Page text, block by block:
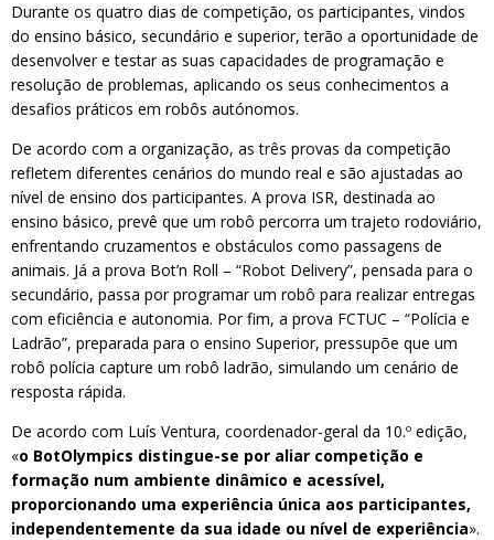
Durante os quatro dias de competição, os participantes, vindos
do ensino básico, secundário e superior, terão a oportunidade de
desenvolver e testar as suas capacidades de programação e
resolução de problemas, aplicando os seus conhecimentos a
desafios práticos em robôs autónomos.
De acordo com a organização, as três provas da competição
refletem diferentes cenários do mundo real e são ajustadas ao
nível de ensino dos participantes. A prova ISR, destinada ao
ensino básico, prevê que um robô percorra um trajeto rodoviário,
enfrentando cruzamentos e obstáculos como passagens de
animais. Já a prova Bot’n Roll – “Robot Delivery”, pensada para o
secundário, passa por programar um robô para realizar entregas
com eficiência e autonomia. Por fim, a prova FCTUC – “Polícia e
Ladrão”, preparada para o ensino Superior, pressupõe que um
robô polícia capture um robô ladrão, simulando um cenário de
resposta rápida.
De acordo com Luís Ventura, coordenador-geral da 10.º edição,
«o BotOlympics distingue-se por aliar competição e
formação num ambiente dinâmico e acessível,
proporcionando uma experiência única aos participantes,
independentemente da sua idade ou nível de experiência».